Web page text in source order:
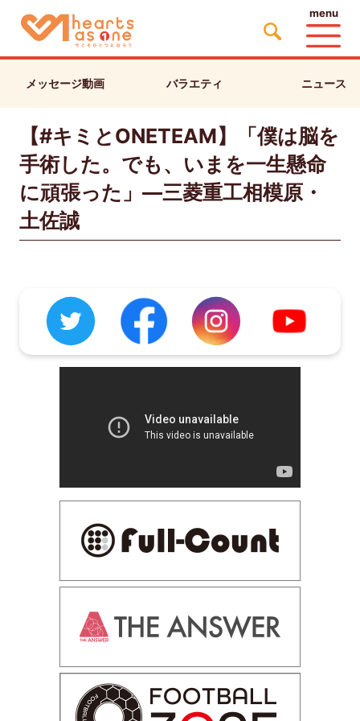
menu
メッセージ動画 バラエティ ニュース
【#キミとONETEAM】「僕は脳を
手術した。でも、いまを一生懸命
に頑張った」―三菱重工相模原・
土佐誠